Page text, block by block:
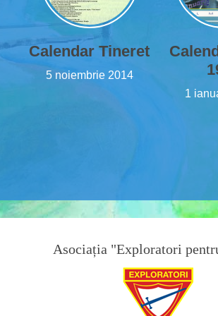
Calendar Tineret
5 noiembrie 2014
1
Asociația "Exploratori